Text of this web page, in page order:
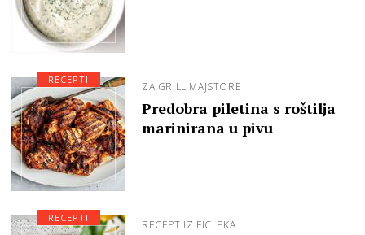
ZA GRILL MAJSTORE
Predobra piletina s roštilja
marinirana u pivu
RECEPTI
RECEPT IZ FICLEKA
RECEPTI